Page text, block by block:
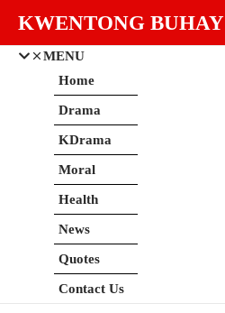
KWENTONG BUHAY
MENU
Home
Drama
KDrama
Moral
Health
News
Quotes
Contact Us